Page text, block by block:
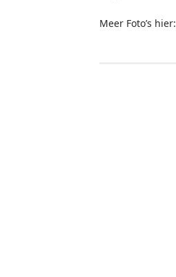
Meer Foto’s hier: